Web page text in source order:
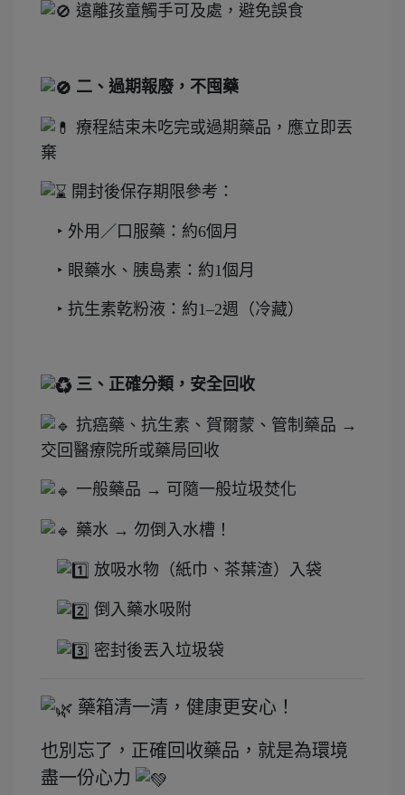
遠離孩童觸手可及處，避免誤食
二、過期報廢，不囤藥
療程結束未吃完或過期藥品，應立即丟
棄
開封後保存期限參考：
‣ 外用／口服藥：約6個月
‣ 眼藥水、胰島素：約1個月
‣ 抗生素乾粉液：約1–2週（冷藏）
三、正確分類，安全回收
抗癌藥、抗生素、賀爾蒙、管制藥品 →
交回醫療院所或藥局回收
一般藥品 → 可隨一般垃圾焚化
藥水 → 勿倒入水槽！
放吸水物（紙巾、茶葉渣）入袋
倒入藥水吸附
密封後丟入垃圾袋
藥箱清一清，健康更安心！
也別忘了，正確回收藥品，就是為環境
盡一份心力